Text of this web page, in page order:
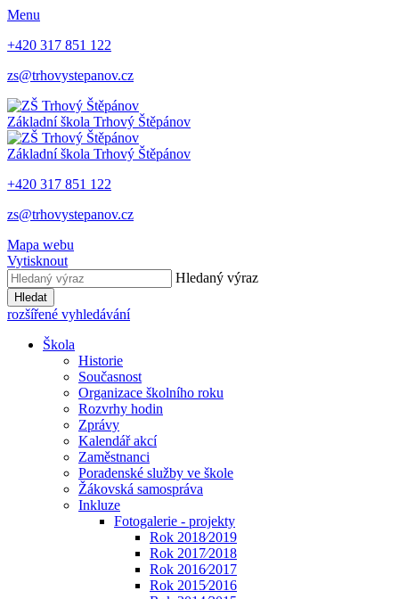
Menu
+420 317 851 122
zs@trhovystepanov.cz
Základní škola Trhový Štěpánov
Základní škola Trhový Štěpánov
+420 317 851 122
zs@trhovystepanov.cz
Mapa webu
Vytisknout
Hledaný výraz
Hledat
rozšířené vyhledávání
Škola
Historie
Současnost
Organizace školního roku
Rozvrhy hodin
Zprávy
Kalendář akcí
Zaměstnanci
Poradenské služby ve škole
Žákovská samospráva
Inkluze
Fotogalerie - projekty
Rok 2018⁄2019
Rok 2017⁄2018
Rok 2016⁄2017
Rok 2015⁄2016